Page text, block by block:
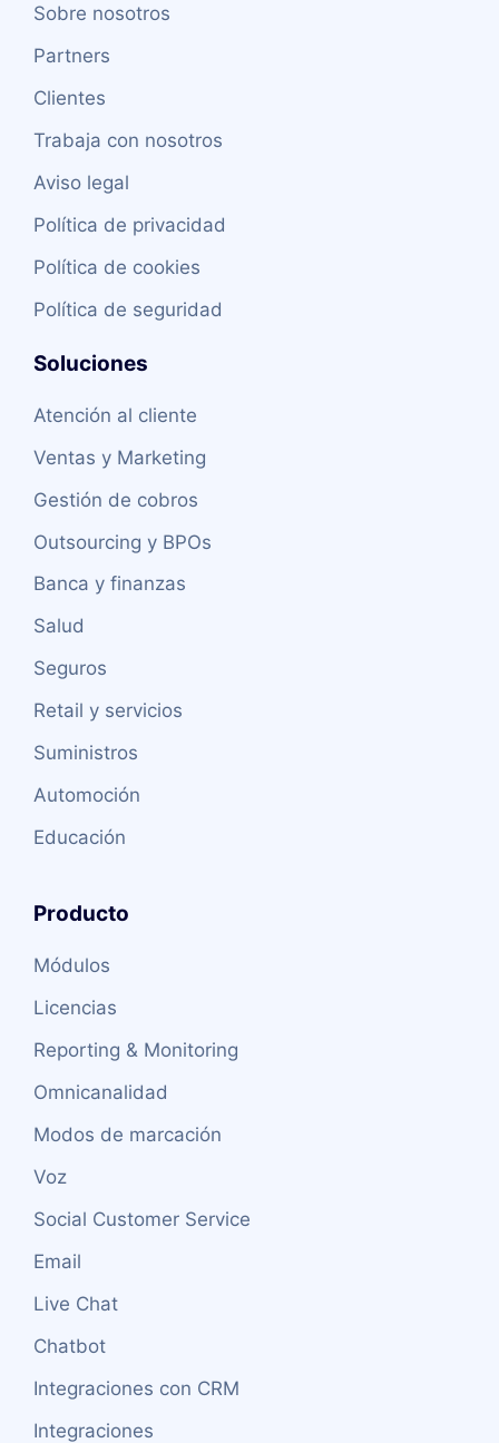
Sobre nosotros
Partners
Clientes
Trabaja con nosotros
Aviso legal
Política de privacidad
Política de cookies
Política de seguridad
Soluciones
Atención al cliente
Ventas y Marketing
Gestión de cobros
Outsourcing y BPOs
Banca y finanzas
Salud
Seguros
Retail y servicios
Suministros
Automoción
Educación
Producto
Módulos
Licencias
Reporting & Monitoring
Omnicanalidad
Modos de marcación
Voz
Social Customer Service
Email
Live Chat
Chatbot
Integraciones con CRM
Integraciones